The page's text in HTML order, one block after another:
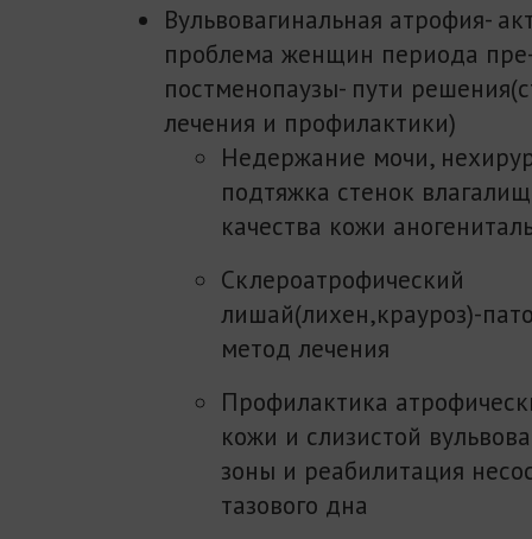
Вульвовагинальная атрофия-
проблема женщин периода
постменопаузы- пути
лечения и профилактики)
Недержание мочи,
подтяжка стенок
качества кожи
Склероатрофический
лишай(лихен,крауроз)-
метод лечения
Профилактика
кожи и слизистой
зоны и реабилитация
тазового дна